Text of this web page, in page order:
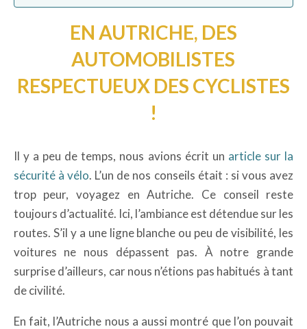
EN AUTRICHE, DES
AUTOMOBILISTES
RESPECTUEUX DES CYCLISTES
!
Il y a peu de temps, nous avions écrit un article sur la
sécurité à vélo. L’un de nos conseils était : si vous avez
trop peur, voyagez en Autriche. Ce conseil reste
toujours d’actualité. Ici, l’ambiance est détendue sur les
routes. S’il y a une ligne blanche ou peu de visibilité, les
voitures ne nous dépassent pas. À notre grande
surprise d’ailleurs, car nous n’étions pas habitués à tant
de civilité.
En fait, l’Autriche nous a aussi montré que l’on pouvait